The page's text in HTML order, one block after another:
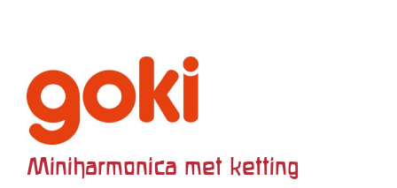
Miniharmonica met ketting